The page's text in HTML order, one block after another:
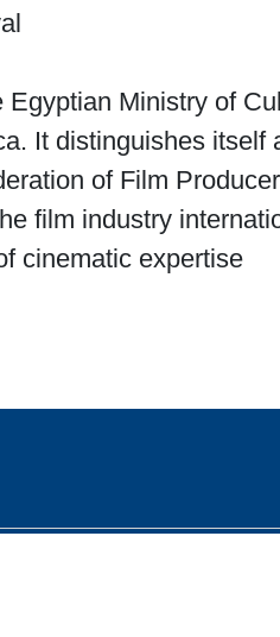
Ministry of
It distinguishes itself
of Film
film industry
cinematic expertise.